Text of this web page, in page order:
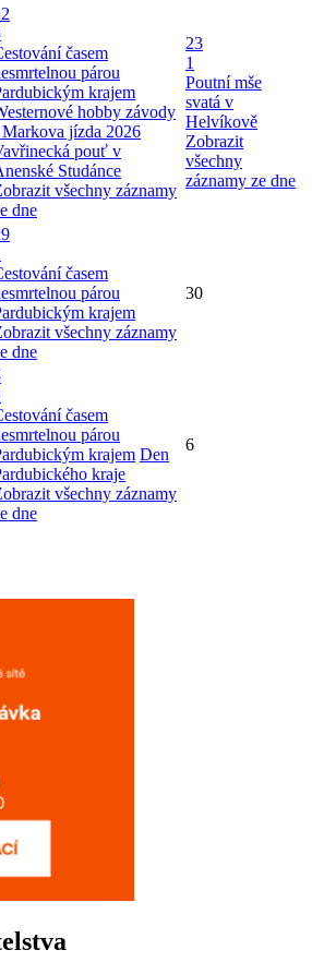
časem
párou
krajem
hobby závody
jízda 2026
pouť v
Studánce
všechny záznamy
dne
23
1
Poutní mše
svatá v
Helvíkově
Zobrazit
všechny
záznamy ze dne
časem
párou
krajem
všechny záznamy
dne
30
časem
párou
krajem Den
kraje
všechny záznamy
dne
6